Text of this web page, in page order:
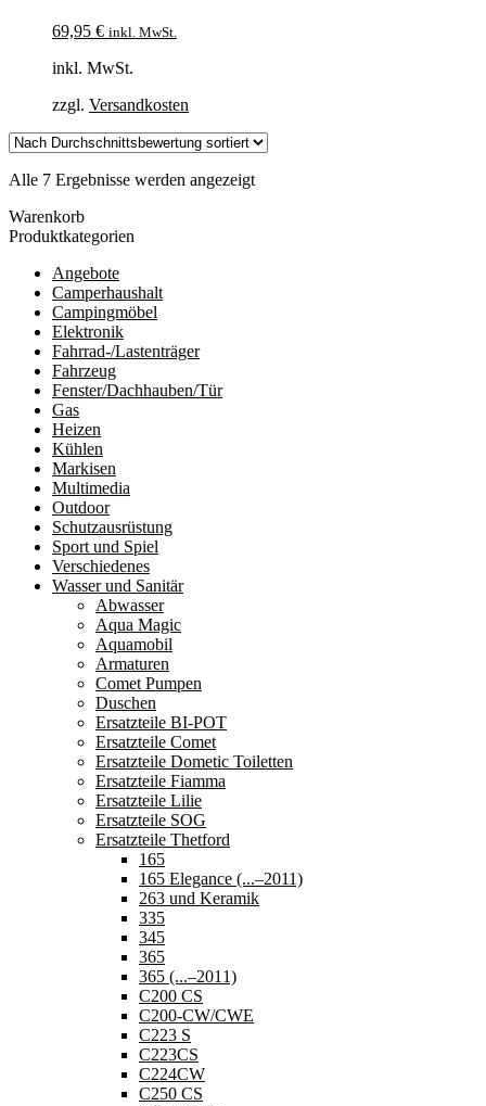
69,95 € inkl. MwSt.
inkl. MwSt.
zzgl. Versandkosten
Alle 7 Ergebnisse werden angezeigtNach
Warenkorb
Produktkategorien
Angebote
Camperhaushalt
Campingmöbel
Elektronik
Fahrrad-/Lastenträger
Fahrzeug
Fenster/Dachhauben/Tür
Gas
Heizen
Kühlen
Markisen
Multimedia
Outdoor
Schutzausrüstung
Sport und Spiel
Verschiedenes
Wasser und Sanitär
Abwasser
Aqua Magic
Aquamobil
Armaturen
Comet Pumpen
Duschen
Ersatzteile BI-POT
Ersatzteile Comet
Ersatzteile Dometic Toiletten
Ersatzteile Fiamma
Ersatzteile Lilie
Ersatzteile SOG
Ersatzteile Thetford
165
165 Elegance (...–2011)
263 und Keramik
335
345
365
365 (...–2011)
C200 CS
C200-CW/CWE
C223 S
C223CS
C224CW
C250 CS